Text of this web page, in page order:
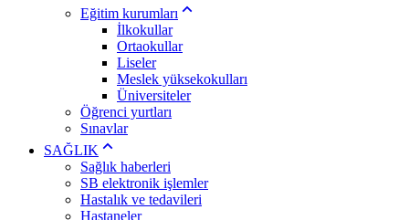
Eğitim kurumları
İlkokullar
Ortaokullar
Liseler
Meslek yüksekokulları
Üniversiteler
Öğrenci yurtları
Sınavlar
SAĞLIK
Sağlık haberleri
SB elektronik işlemler
Hastalık ve tedavileri
Hastaneler